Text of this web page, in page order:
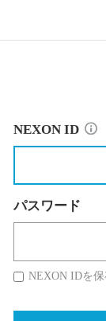
NEXON ID
パスワード
NEXON IDを保